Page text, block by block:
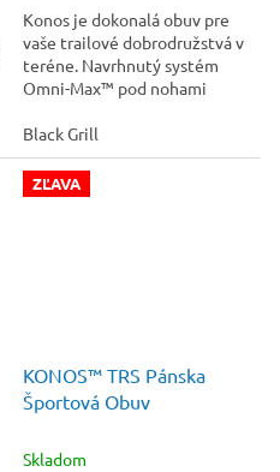
Konos je dokonalá obuv pre
vaše trailové dobrodružstvá v
teréne. Navrhnutý systém
Omni-Max™ pod nohami
a trakciu na...
Black Grill
ZĽAVA
KONOS™ TRS Pánska
Športová Obuv
Skladom